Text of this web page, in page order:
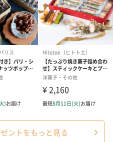
タグ（150円） 梅結び（150
ントをもっと見る